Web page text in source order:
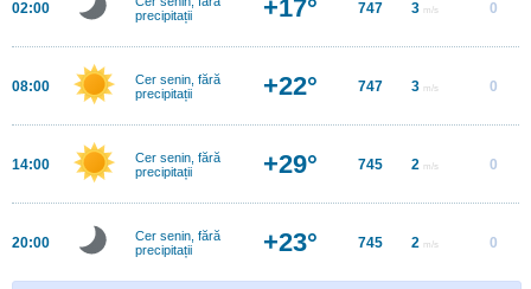
02:00
precipitații
+17° 747 3 m/s 0
08:00
Cer senin, fără
precipitații
+22° 747 3 m/s 0
14:00
Cer senin, fără
precipitații
+29° 745 2 m/s 0
20:00
Cer senin, fără
precipitații
+23° 745 2 m/s 0